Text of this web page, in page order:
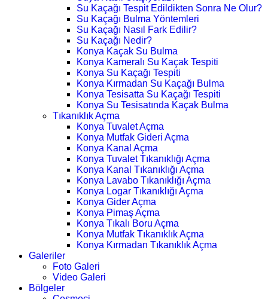
Su Kaçağı Tespit Edildikten Sonra Ne Olur?
Su Kaçağı Bulma Yöntemleri
Su Kaçağı Nasıl Fark Edilir?
Su Kaçağı Nedir?
Konya Kaçak Su Bulma
Konya Kameralı Su Kaçak Tespiti
Konya Su Kaçağı Tespiti
Konya Kırmadan Su Kaçağı Bulma
Konya Tesisatta Su Kaçağı Tespiti
Konya Su Tesisatında Kaçak Bulma
Tıkanıklık Açma
Konya Tuvalet Açma
Konya Mutfak Gideri Açma
Konya Kanal Açma
Konya Tuvalet Tıkanıklığı Açma
Konya Kanal Tıkanıklığı Açma
Konya Lavabo Tıkanıklığı Açma
Konya Logar Tıkanıklığı Açma
Konya Gider Açma
Konya Pimaş Açma
Konya Tıkalı Boru Açma
Konya Mutfak Tıkanıklık Açma
Konya Kırmadan Tıkanıklık Açma
Galeriler
Foto Galeri
Video Galeri
Bölgeler